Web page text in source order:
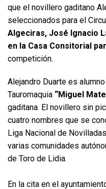
que el novillero gaditano
seleccionados para el
Algeciras, José Ignacio
en la Casa Consitorial
competición.
Alejandro Duarte es
Tauromaquia “Miguel
gaditana. El novillero sin
cuatro nombres que se
Liga Nacional de
varias comunidades
de Toro de Lidia.
En la cita en el